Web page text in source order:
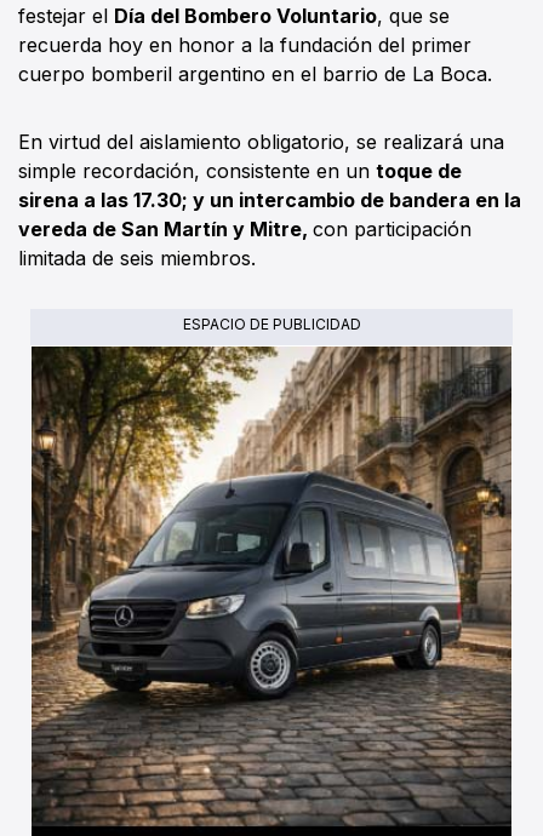
festejar el Día del Bombero Voluntario, que se
recuerda hoy en honor a la fundación del primer
cuerpo bomberil argentino en el barrio de La Boca.
En virtud del aislamiento obligatorio, se realizará una
simple recordación, consistente en un toque de
sirena a las 17.30; y un intercambio de bandera en la
vereda de San Martín y Mitre, con participación
limitada de seis miembros.
ESPACIO DE PUBLICIDAD